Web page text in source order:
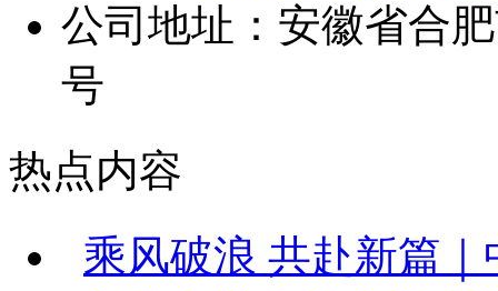
公司地址：安徽省合
号
热点内容
乘风破浪 共赴新篇｜